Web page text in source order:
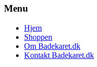
Menu
Hjem
Shoppen
Om Badekaret.dk
Kontakt Badekaret.dk